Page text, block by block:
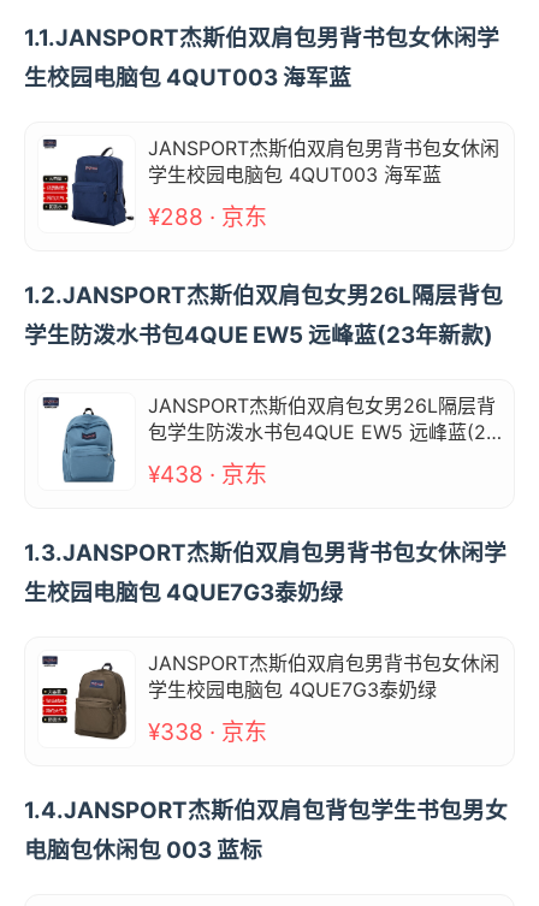
1.1.JANSPORT杰斯伯双肩包男背书包女休闲学
生校园电脑包 4QUT003 海军蓝
JANSPORT杰斯伯双肩包男背书包女休闲
学生校园电脑包 4QUT003 海军蓝
¥288 · 京东
1.2.JANSPORT杰斯伯双肩包女男26L隔层背包
学生防泼水书包4QUE EW5 远峰蓝(23年新款)
JANSPORT杰斯伯双肩包女男26L隔层背
包学生防泼水书包4QUE EW5 远峰蓝(23
¥438 · 京东
1.3.JANSPORT杰斯伯双肩包男背书包女休闲学
生校园电脑包 4QUE7G3泰奶绿
JANSPORT杰斯伯双肩包男背书包女休闲
学生校园电脑包 4QUE7G3泰奶绿
¥338 · 京东
1.4.JANSPORT杰斯伯双肩包背包学生书包男女
电脑包休闲包 003 蓝标